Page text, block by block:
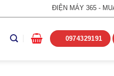
ĐIỆN MÁY 365 -
0974329191